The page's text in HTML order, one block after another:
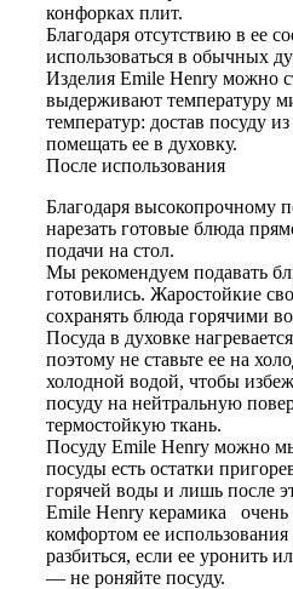
конфорках плит.
Благодаря отсутствию в ее
использоваться в обычных
Изделия Emile Henry можно
выдерживают температуру
температур: достав посуду
помещать ее в духовку.
После использования
Благодаря высокопрочному
нарезать готовые блюда
подачи на стол.
Мы рекомендуем подавать
готовились. Жаростойкие
сохранять блюда горячими
Посуда в духовке
поэтому не ставьте ее на
холодной водой, чтобы
посуду на нейтральную
термостойкую ткань.
Посуду Emile Henry можно
посуды есть остатки
горячей воды и лишь после
Emile Henry керамика очень
комфортом ее
разбиться, если ее уронить
— не роняйте посуду.